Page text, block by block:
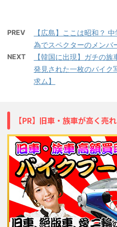
PREV
【広島】ここは昭和？
為でスペクターのメンバ
NEXT
【韓国に出現】ガチの
発見された一枚のバイク
求ム】
【PR】旧車・族車が高く売